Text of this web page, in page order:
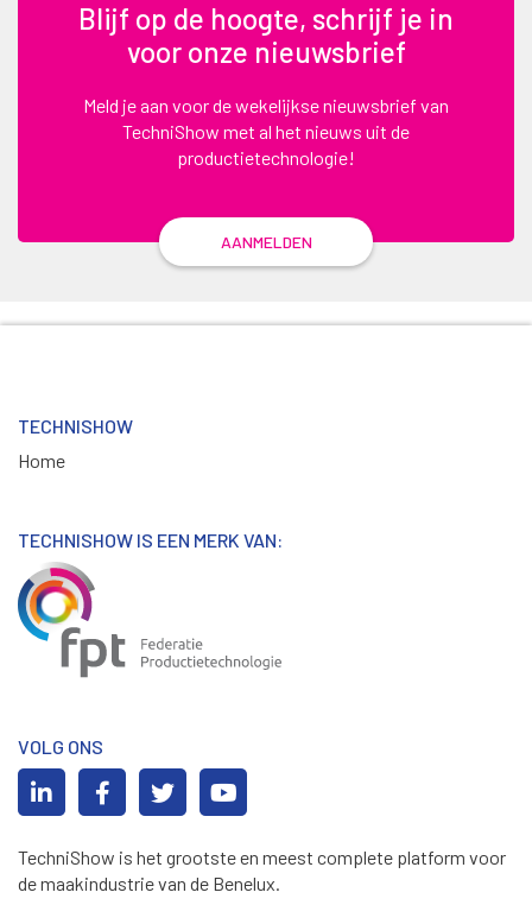
Blijf op de hoogte, schrijf je in
voor onze nieuwsbrief
Meld je aan voor de wekelijkse nieuwsbrief van
TechniShow met al het nieuws uit de
productietechnologie!
AANMELDEN
TECHNISHOW
Home
TECHNISHOW IS EEN MERK VAN:
VOLG ONS
TechniShow is het grootste en meest complete platform voor
de maakindustrie van de Benelux.